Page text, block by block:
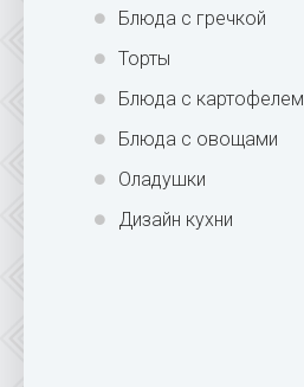
Блюда с гречкой
Торты
Блюда с картофелем
Блюда с овощами
Оладушки
Дизайн кухни